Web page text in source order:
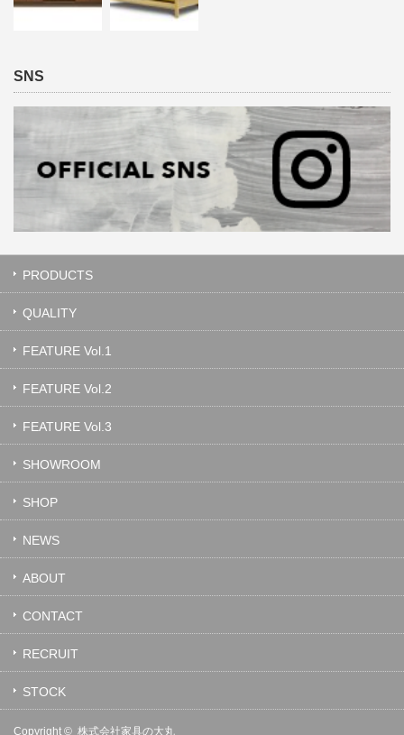
SNS
PRODUCTS
QUALITY
FEATURE Vol.1
FEATURE Vol.2
FEATURE Vol.3
SHOWROOM
SHOP
NEWS
ABOUT
CONTACT
RECRUIT
STOCK
Copyright © 株式会社家具の大丸